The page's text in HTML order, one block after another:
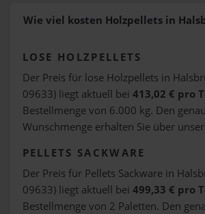
Wie viel kosten Holzpellets in
LOSE HOLZPELLETS
Der Preis für lose Holzpellets in
09633) liegt aktuell bei 413,02 € pro
Bestellmenge von 6.000 kg. Den
Wunschmenge erhalten Sie über
PELLETS SACKWARE
Der Preis für Pellets Sackware in
09633) liegt aktuell bei 499,33 € pro
Bestellmenge von 2 Paletten. Den